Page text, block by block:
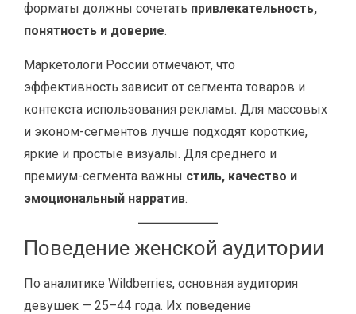
форматы должны сочетать привлекательность,
понятность и доверие.
Маркетологи России отмечают, что
эффективность зависит от сегмента товаров и
контекста использования рекламы. Для массовых
и эконом-сегментов лучше подходят короткие,
яркие и простые визуалы. Для среднего и
премиум-сегмента важны стиль, качество и
эмоциональный нарратив.
Поведение женской аудитории
По аналитике Wildberries, основная аудитория
девушек — 25–44 года. Их поведение